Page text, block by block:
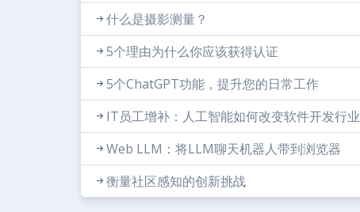
什么是摄影测量？
5个理由为什么你应该获得认证
5个ChatGPT功能，提升您的日常工作
IT员工增补：人工智能如何改变软件开发行业
Web LLM：将LLM聊天机器人带到浏览器
衡量社区感知的创新挑战